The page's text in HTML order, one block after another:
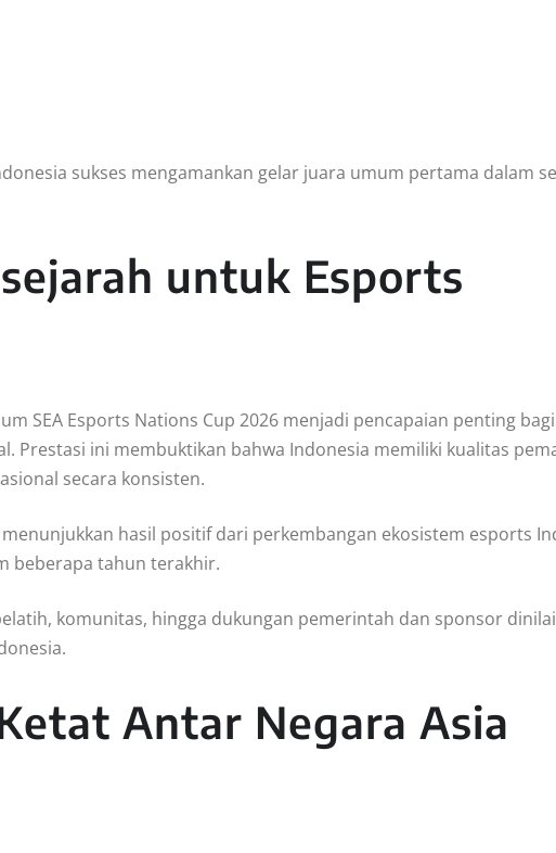
sukses mengamankan gelar juara umum pertama dalam
untuk Esports
SEA Esports Nations Cup 2026 menjadi pencapaian penting bagi
Prestasi ini membuktikan bahwa Indonesia memiliki kualitas
secara konsisten.
hasil positif dari perkembangan ekosistem esports
beberapa tahun terakhir.
komunitas, hingga dukungan pemerintah dan sponsor
Antar Negara Asia